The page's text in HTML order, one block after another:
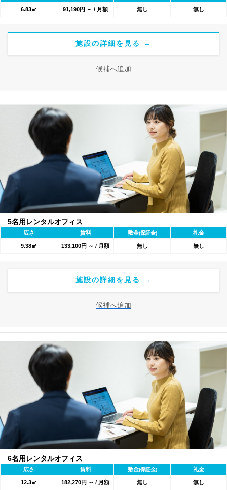
6.83㎡ 91,190円 ～ / 月額 無し 無し
施設の詳細を見る →
候補へ追加
5名用レンタルオフィス
広さ 賃料 敷金(保証金) 礼金
9.38㎡ 133,100円 ～ / 月額 無し 無し
施設の詳細を見る →
候補へ追加
6名用レンタルオフィス
広さ 賃料 敷金(保証金) 礼金
12.3㎡ 182,270円 ～ / 月額 無し 無し